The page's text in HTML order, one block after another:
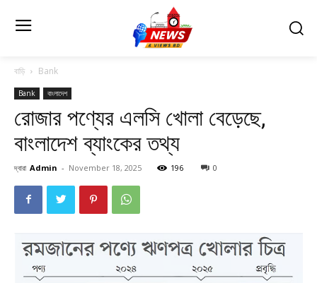
বাড়ি Bank
Bank বাংলাদেশ
রোজার পণ্যের এলসি খোলা বেড়েছে,
বাংলাদেশ ব্যাংকের তথ্য
দ্বারা Admin - November 18, 2025 196 0